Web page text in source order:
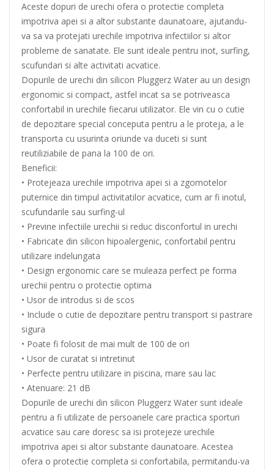
Aceste dopuri de urechi ofera o protectie completa
impotriva apei si a altor substante daunatoare, ajutandu-
va sa va protejati urechile impotriva infectiilor si altor
probleme de sanatate. Ele sunt ideale pentru inot, surfing,
scufundari si alte activitati acvatice.
Dopurile de urechi din silicon Pluggerz Water au un design
ergonomic si compact, astfel incat sa se potriveasca
confortabil in urechile fiecarui utilizator. Ele vin cu o cutie
de depozitare special conceputa pentru a le proteja, a le
transporta cu usurinta oriunde va duceti si sunt
reutiliziabile de pana la 100 de ori.
Beneficii:
• Protejeaza urechile impotriva apei si a zgomotelor
puternice din timpul activitatilor acvatice, cum ar fi inotul,
scufundarile sau surfing-ul
• Previne infectiile urechii si reduc disconfortul in urechi
• Fabricate din silicon hipoalergenic, confortabil pentru
utilizare indelungata
• Design ergonomic care se muleaza perfect pe forma
urechii pentru o protectie optima
• Usor de introdus si de scos
• Include o cutie de depozitare pentru transport si pastrare
sigura
• Poate fi folosit de mai mult de 100 de ori
• Usor de curatat si intretinut
• Perfecte pentru utilizare in piscina, mare sau lac
• Atenuare: 21 dB
Dopurile de urechi din silicon Pluggerz Water sunt ideale
pentru a fi utilizate de persoanele care practica sporturi
acvatice sau care doresc sa isi protejeze urechile
impotriva apei si altor substante daunatoare. Acestea
ofera o protectie completa si confortabila, permitandu-va